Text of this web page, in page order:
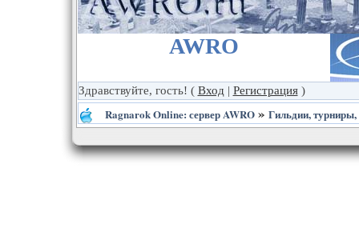
AWRO
Здравствуйте, гость! ( Вход | Регистрация)
Ragnarok Online: сервер AWRO» Гильдии,